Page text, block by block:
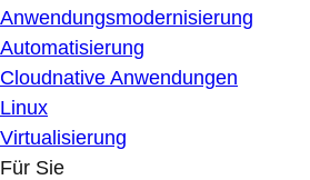
Anwendungsmodernisierung
Automatisierung
Cloudnative Anwendungen
Linux
Virtualisierung
Für Sie